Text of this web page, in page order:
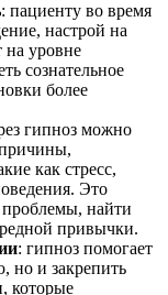
: пациенту во время
настрой на
на уровне
сознательное
более
гипноз можно
как стресс,
Это
проблемы, найти
привычки.
: гипноз помогает
но и закрепить
которые